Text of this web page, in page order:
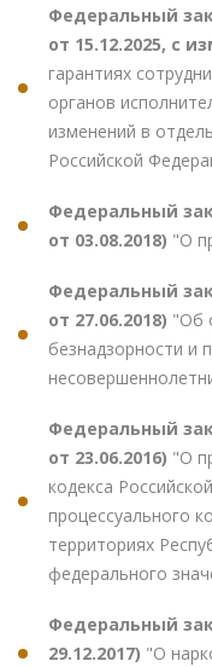
Федеральный
от 15.12.2025, с
гарантиях
органов
изменений в
Российской
Федеральный
от 03.08.2018) "О
Федеральный
от 27.06.2018) "Об
безнадзорности и
Федеральный
от 23.06.2016) "О
кодекса
процессуального
территориях
федерального
Федеральный
29.12.2017) "О